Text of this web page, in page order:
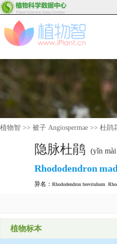
植物智 >> 被子 Angiospermae >> 杜鹃
隐脉杜鹃 (yǐn
Rhododendron
异名： Rhododendron brevitubum
植物标本